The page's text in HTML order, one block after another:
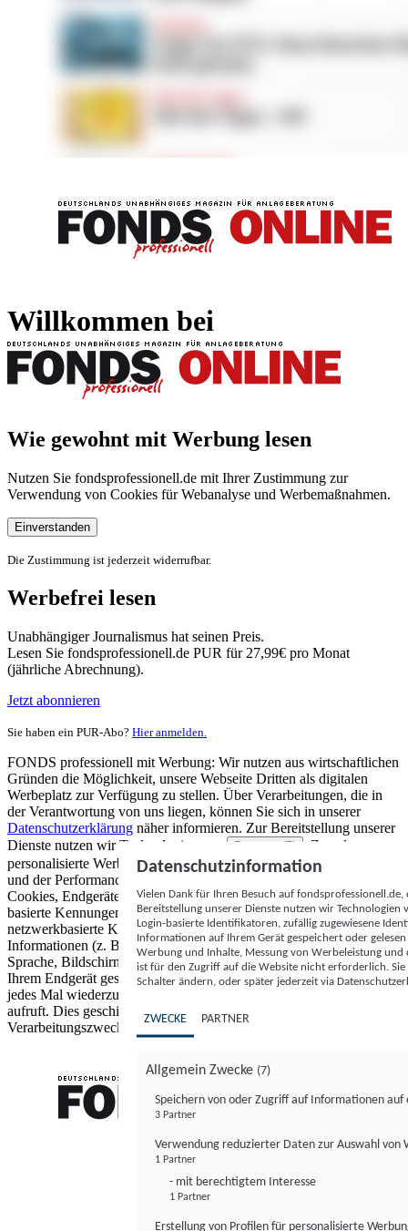
Willkommen bei
Wie gewohnt mit Werbung lesen
Nutzen Sie fondsprofessionell.de mit Ihrer Zustimmung zur
Verwendung von Cookies für Webanalyse und Werbemaßnahmen.
Einverstanden
Die Zustimmung ist jederzeit widerrufbar.
Werbefrei lesen
Unabhängiger Journalismus hat seinen Preis.
Lesen Sie fondsprofessionell.de PUR für 27,99€ pro Monat
(jährliche Abrechnung).
Jetzt abonnieren
Sie haben ein PUR-Abo? Hier anmelden.
FONDS professionell mit Werbung: Wir nutzen aus wirtschaftlichen
Gründen die Möglichkeit, unsere Webseite Dritten als digitalen
Werbeplatz zur Verfügung zu stellen. Über Verarbeitungen, die in
der Verantwortung von uns liegen, können Sie sich in unserer
Datenschutzerklärung näher informieren. Zur Bereitstellung unserer
Dienste nutzen wir Technologien von
Partnern (5)
. Zwecke:
personalisierte Werbung und Inhalte, Messung von Werbeleistung
und der Performance von Inhalten sowie Zielgruppenforschung.
Cookies, Endgeräte- oder ähnliche Online-Kennungen (z. B. login-
basierte Kennungen, zufällig generierte Kennungen,
netzwerkbasierte Kennungen) können zusammen mit anderen
Informationen (z. B. Browsertyp und Browserinformationen,
Sprache, Bildschirmgröße, unterstützte Technologien usw.) auf
Ihrem Endgerät gespeichert oder von dort ausgelesen werden, um es
jedes Mal wiederzuerkennen, wenn es eine App oder einer Webseite
aufruft. Dies geschieht für einen oder mehrere der hier aufgeführten
Verarbeitungszwecke.
Datenschutzinformation
Vielen Dank für Ihren Besuch auf
Bereitstellung unserer Dienste nutzen wir Technologien
Login-basierte Identifikatoren, zufällig zugewiesene
Informationen auf Ihrem Gerät gespeichert oder
Werbung und Inhalte, Messung von Werbeleistung
ist für den Zugriff auf die Website nicht erforderlich.
Schalter ändern, oder später jederzeit via
ZWECKE PARTNER
Allgemein Zwecke (7)
Speichern von oder Zugriff auf Informationen auf
3 Partner
Verwendung reduzierter Daten zur Auswahl von
1 Partner
- mit berechtigtem Interesse
1 Partner
Erstellung von Profilen für personalisierte
FONDS professionell